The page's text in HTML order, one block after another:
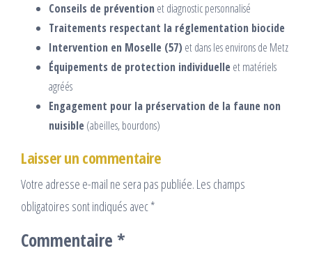
Conseils de prévention et diagnostic personnalisé
Traitements respectant la réglementation biocide
Intervention en Moselle (57) et dans les environs de Metz
Équipements de protection individuelle et matériels
agréés
Engagement pour la préservation de la faune non
nuisible (abeilles, bourdons)
Laisser un commentaire
Votre adresse e-mail ne sera pas publiée. Les champs
obligatoires sont indiqués avec*
Commentaire *